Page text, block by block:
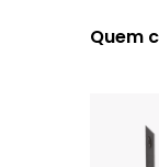
Quem